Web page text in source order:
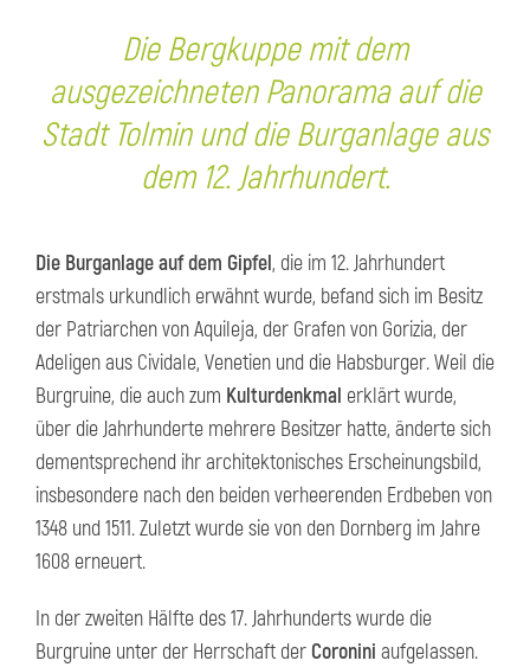
Die Bergkuppe mit dem
ausgezeichneten Panorama auf die
Stadt Tolmin und die Burganlage aus
dem 12. Jahrhundert.
Die Burganlage auf dem Gipfel, die im 12. Jahrhundert
erstmals urkundlich erwähnt wurde, befand sich im Besitz
der Patriarchen von Aquileja, der Grafen von Gorizia, der
Adeligen aus Cividale, Venetien und die Habsburger. Weil die
Burgruine, die auch zum Kulturdenkmal erklärt wurde,
über die Jahrhunderte mehrere Besitzer hatte, änderte sich
dementsprechend ihr architektonisches Erscheinungsbild,
insbesondere nach den beiden verheerenden Erdbeben von
1348 und 1511. Zuletzt wurde sie von den Dornberg im Jahre
1608 erneuert.
In der zweiten Hälfte des 17. Jahrhunderts wurde die
Burgruine unter der Herrschaft der Coronini aufgelassen.